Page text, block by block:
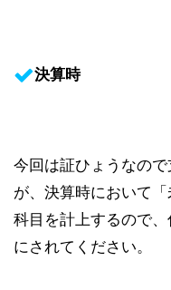
決算時
今回は証ひょうなの
が、決算時において
科目を計上するので
にされてください。